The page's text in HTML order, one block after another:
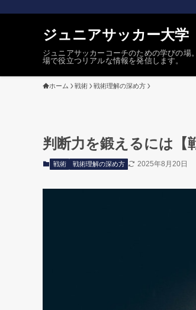
ジュニアサッカー大学
ジュニアサッカーコーチのための学びの場
場で役立つリアルな情報を発信します。
ホーム 戦術 戦術理解の深め方
判断力を鍛えるには【
戦術 戦術理解の深め方 2025年8月20日